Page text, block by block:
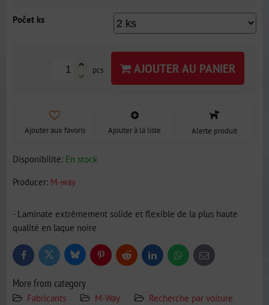
Počet ks
pcs AJOUTER AU PANIER
Ajouter aux favoris Ajouter à la liste Alerte produit
Disponibilité: En stock
Producer: M-way
- Laminate extrêmement solide et flexible de la plus haute
qualité en laque noire
FacebookTwitter BlueskyPinterestReddit LinkedInWhatsApp
E-
mail
More from category
Fabricants M-Way
Recherche par voiture